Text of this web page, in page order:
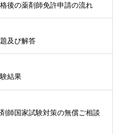
後の薬剤師免許申請の流れ
及び解答
結果
師国家試験対策の無償ご相談